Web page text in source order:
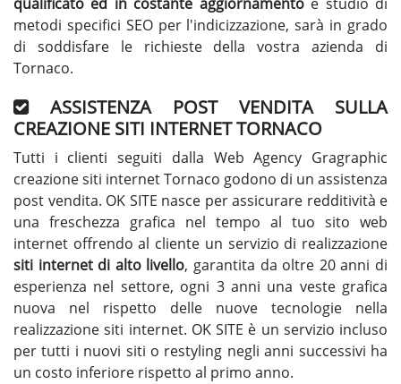
metodi specifici SEO per l'indicizzazione, sarà in grado
di soddisfare le richieste della vostra azienda di
Tornaco.
ASSISTENZA POST VENDITA SULLA
CREAZIONE SITI INTERNET TORNACO
Tutti i clienti seguiti dalla Web Agency Gragraphic
creazione siti internet Tornaco godono di un assistenza
post vendita. OK SITE nasce per assicurare redditività e
una freschezza grafica nel tempo al tuo sito web
internet offrendo al cliente un servizio di realizzazione
siti internet di alto livello, garantita da oltre 20 anni di
esperienza nel settore, ogni 3 anni una veste grafica
nuova nel rispetto delle nuove tecnologie nella
realizzazione siti internet. OK SITE è un servizio incluso
per tutti i nuovi siti o restyling negli anni successivi ha
un costo inferiore rispetto al primo anno.